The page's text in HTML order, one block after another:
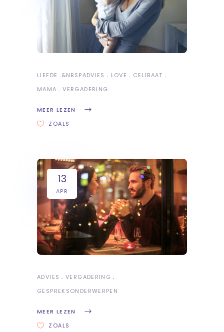
LIEFDE &NBSPADVIES LOVE
CELIBAAT
MAMA
VERGADERING
MEER LEZEN
ZOALS
13
APR
ADVIES
VERGADERING
GESPREKSONDERWERPEN
MEER LEZEN
ZOALS